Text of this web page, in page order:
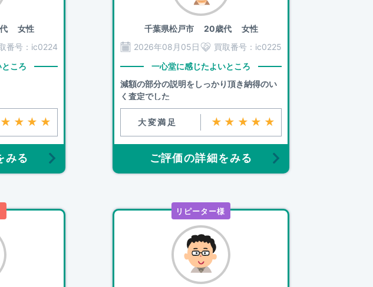
女性
番号： ic0224
ころ
みる
千葉県松戸市20歳代 女性
2026年08月05日
買取番号： ic0225
一心堂に感じたよいところ
減額の部分の説明をしっかり頂き納得のい
く査定でした
大変満足 ★★★★★
ご評価の詳細をみる
リピーター様